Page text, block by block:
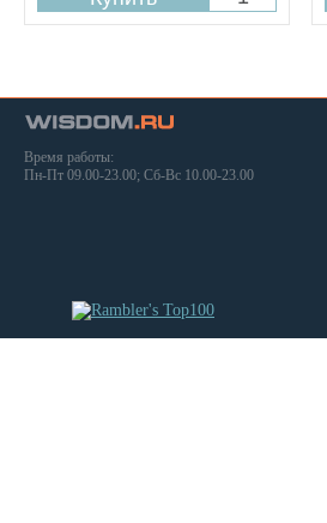
Время работы:
Пн-Пт 09.00-23.00; Сб-Вс 10.00-23.00